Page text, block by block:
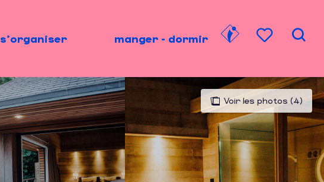
s'organiser manger - dormir
Voir les photos (4)